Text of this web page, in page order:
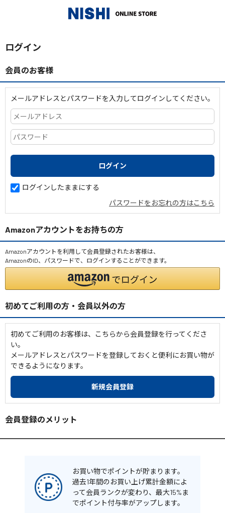
ログイン
会員のお客様
メールアドレスとパスワードを入力してログインしてください。
ログインしたままにする
パスワードをお忘れの方はこちら
Amazonアカウントをお持ちの方
Amazonアカウントを利用して会員登録されたお客様は、
AmazonのID、パスワードで、ログインすることができます。
初めてご利用の方・会員以外の方
初めてご利用のお客様は、こちらから会員登録を行ってくださ
い。
メールアドレスとパスワードを登録しておくと便利にお買い物が
できるようになります。
会員登録のメリット
お買い物でポイントが貯まります。
過去1年間のお買い上げ累計金額によ
って会員ランクが変わり、最大15%ま
でポイント付与率がアップします。